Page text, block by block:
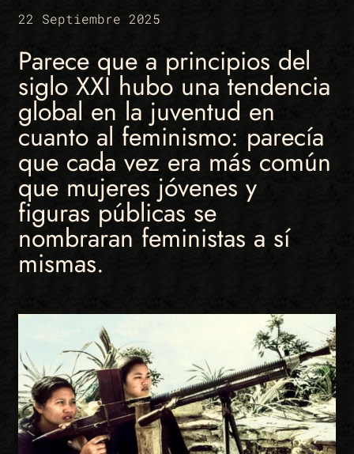
22 Septiembre 2025
Parece que a principios del
siglo XXI hubo una tendencia
global en la juventud en
cuanto al feminismo: parecía
que cada vez era más común
que mujeres jóvenes y
figuras públicas se
nombraran feministas a sí
mismas.